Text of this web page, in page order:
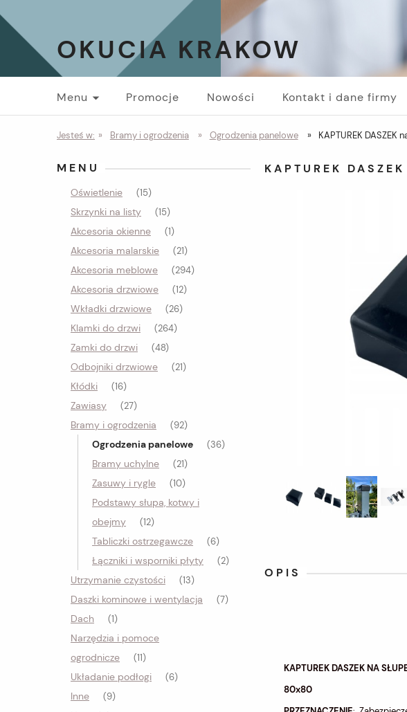
OKUCIA KRAKOW
Menu Promocje Nowości Kontakt i dane firmy
Jesteś w: » Bramy i ogrodzenia » Ogrodzenia panelowe » KAPTUREK DASZEK
MENU
Oświetlenie (15)
Skrzynki na listy (15)
Akcesoria okienne (1)
Akcesoria malarskie (21)
Akcesoria meblowe (294)
Akcesoria drzwiowe (12)
Wkładki drzwiowe (26)
Klamki do drzwi (264)
Zamki do drzwi (48)
Odbojniki drzwiowe (21)
Kłódki (16)
Zawiasy (27)
Bramy i ogrodzenia (92)
Ogrodzenia panelowe (36)
Bramy uchylne (21)
Zasuwy i rygle (10)
Podstawy słupa, kotwy i
obejmy
(12)
Tabliczki ostrzegawcze (6)
Łączniki i wsporniki płyty (2)
Utrzymanie czystości (13)
Daszki kominowe i wentylacja (7)
Dach (1)
Narzędzia i pomoce
ogrodnicze
(11)
Układanie podłogi (6)
Inne (9)
KAPTUREK
OPIS
KAPTUREK DASZEK NA
80x80